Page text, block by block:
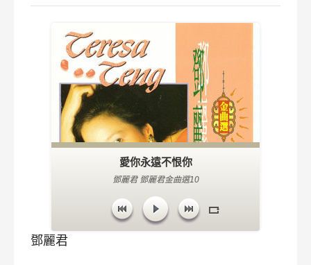
愛你永遠不恨你
鄧麗君 鄧麗君金曲選10
鄧麗君